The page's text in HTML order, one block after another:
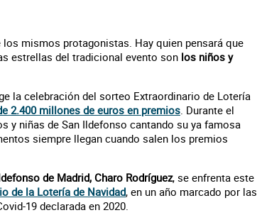
los mismos protagonistas. Hay quien pensará que
estrellas del tradicional evento son los niños y
la celebración del sorteo Extraordinario de Lotería
2.400 millones de euros en premios. Durante el
y niñas de San Ildefonso cantando su ya famosa
siempre llegan cuando salen los premios
de Madrid, Charo Rodríguez, se enfrenta este
de la Lotería de Navidad, en un año marcado por las
19 declarada en 2020.